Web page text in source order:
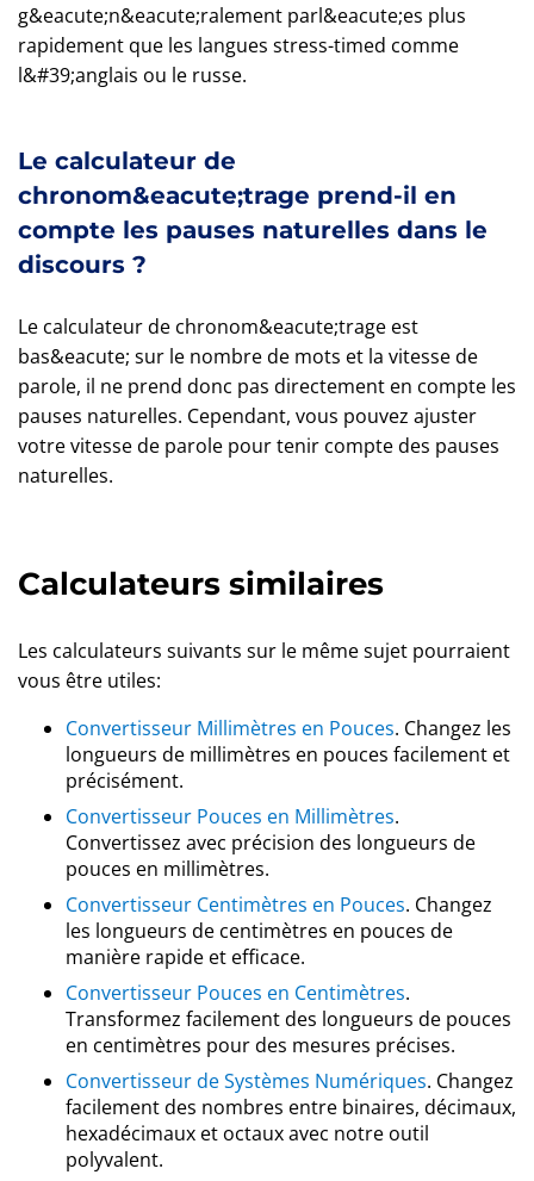
g&eacute;n&eacute;ralement parl&eacute;es plus
rapidement que les langues stress-timed comme
l&#39;anglais ou le russe.
Le calculateur de
chronom&eacute;trage prend-il en
compte les pauses naturelles dans le
discours ?
Le calculateur de chronom&eacute;trage est
bas&eacute; sur le nombre de mots et la vitesse de
parole, il ne prend donc pas directement en compte les
pauses naturelles. Cependant, vous pouvez ajuster
votre vitesse de parole pour tenir compte des pauses
naturelles.
Calculateurs similaires
Les calculateurs suivants sur le même sujet pourraient
vous être utiles:
Convertisseur Millimètres en Pouces. Changez les
longueurs de millimètres en pouces facilement et
précisément.
Convertisseur Pouces en Millimètres.
Convertissez avec précision des longueurs de
pouces en millimètres.
Convertisseur Centimètres en Pouces. Changez
les longueurs de centimètres en pouces de
manière rapide et efficace.
Convertisseur Pouces en Centimètres.
Transformez facilement des longueurs de pouces
en centimètres pour des mesures précises.
Convertisseur de Systèmes Numériques. Changez
facilement des nombres entre binaires, décimaux,
hexadécimaux et octaux avec notre outil
polyvalent.